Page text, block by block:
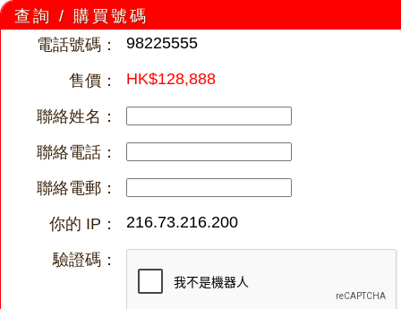
查詢 / 購買號碼
電話號碼：
98225555
售價： HK$128,888
聯絡姓名：
聯絡電話：
聯絡電郵：
你的 IP：
216.73.216.200
驗證碼：